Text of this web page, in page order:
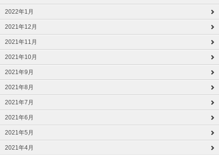
2022年1月
2021年12月
2021年11月
2021年10月
2021年9月
2021年8月
2021年7月
2021年6月
2021年5月
2021年4月